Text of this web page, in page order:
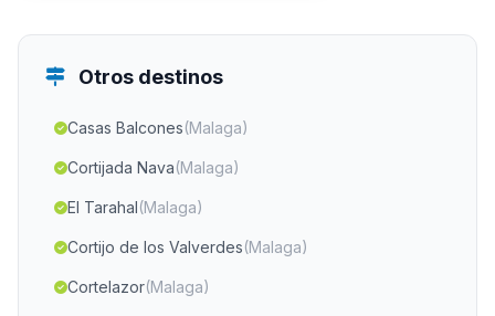
Otros destinos
Casas Balcones(Malaga)
Cortijada Nava(Malaga)
El Tarahal(Malaga)
Cortijo de los Valverdes(Malaga)
Cortelazor(Malaga)